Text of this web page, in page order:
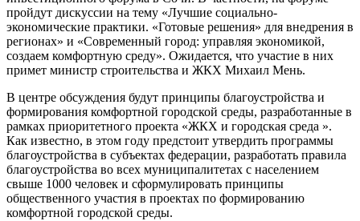
пройдут дискуссии на тему «Лучшие социально-
экономические практики. «Готовые решения» для внедрения в
регионах» и «Современный город: управляя экономикой,
создаем комфортную среду». Ожидается, что участие в них
примет министр строительства и ЖКХ Михаил Мень.
В центре обсуждения будут принципы благоустройства и
формирования комфортной городской среды, разработанные в
рамках приоритетного проекта «ЖКХ и городская среда ».
Как известно, в этом году предстоит утвердить программы
благоустройства в субъектах федерации, разработать правила
благоустройства во всех муниципалитетах с населением
свыше 1000 человек и сформулировать принципы
общественного участия в проектах по формированию
комфортной городской среды.